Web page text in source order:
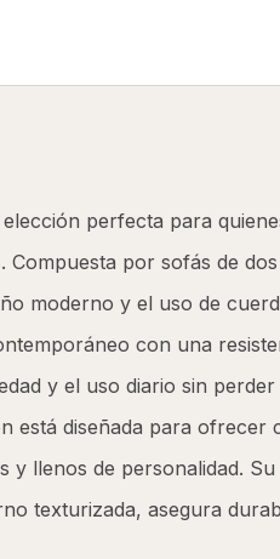
perfecta para
Compuesta por sofás de
moderno y el uso de
con una
y el uso diario sin perder
está diseñada para ofrecer
y llenos de personalidad.
texturizada, asegura